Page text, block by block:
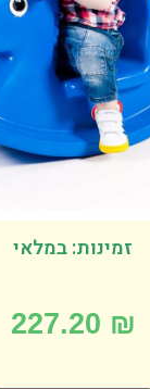
זמינות: במלאי
227.20